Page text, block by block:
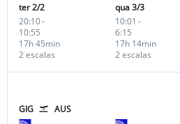
ter 2/2
20:10-
10:55
2 escalas
17h 45min
qua 3/3
10:01 -
6:15
2 escalas
17h 14min
GIG AUS